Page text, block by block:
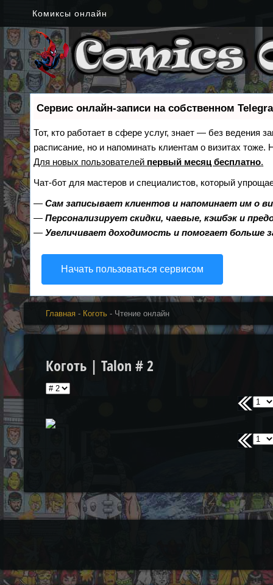
Комиксы онлайн
Сервис онлайн-записи на собственном
Тот, кто работает в сфере услуг, знает — без ведения
расписание, но и напоминать клиентам о визитах
Для новых пользователей первый месяц бесплатно.
Чат-бот для мастеров и специалистов, который
—Сам записывает клиентов и напоминает им о
—Персонализирует скидки, чаевые, кэшбэк и
—Увеличивает доходимость и помогает больше
Начать пользоваться сервисом
Главная - Коготь - Чтение онлайн
Коготь | Talon # 2